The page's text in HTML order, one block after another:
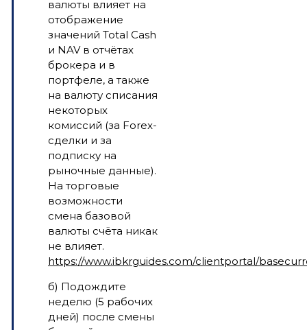
валюты влияет на
отображение
значений Total Cash
и NAV в отчётах
брокера и в
портфеле, а также
на валюту списания
некоторых
комиссий (за Forex-
сделки и за
подписку на
рыночные данные).
На торговые
возможности
смена базовой
валюты счёта никак
не влияет.
https://www.ibkrguides.com/clientportal/
б) Подождите
неделю (5 рабочих
дней) после смены